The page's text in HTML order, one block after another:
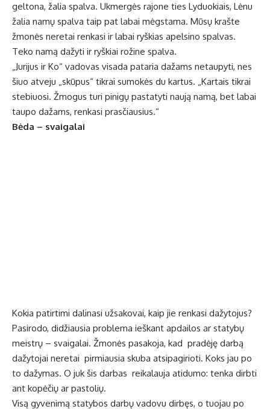
geltona, žalia spalva. Ukmergės rajone ties Lyduokiais, Lėnu
žalia namų spalva taip pat labai mėgstama. Mūsų krašte
žmonės neretai renkasi ir labai ryškias apelsino spalvas.
Teko namą dažyti ir ryškiai rožine spalva.
„Jurijus ir Ko“ vadovas visada pataria dažams netaupyti, nes
šiuo atveju „skūpus“ tikrai sumokės du kartus. „Kartais tikrai
stebiuosi. Žmogus turi pinigų pastatyti naują namą, bet labai
taupo dažams, renkasi prasčiausius.“
Bėda – svaigalai
Kokia patirtimi dalinasi užsakovai, kaip jie renkasi dažytojus?
Pasirodo, didžiausia problema ieškant apdailos ar statybų
meistrų – svaigalai. Žmonės pasakoja, kad pradėję darbą
dažytojai neretai pirmiausia skuba atsipagirioti. Koks jau po
to dažymas. O juk šis darbas reikalauja atidumo: tenka dirbti
ant kopėčių ar pastolių.
Visą gyvenimą statybos darbų vadovu dirbęs, o tuojau po